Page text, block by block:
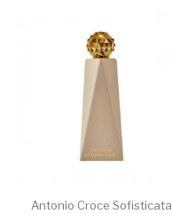
Antonio Croce Sofisticata